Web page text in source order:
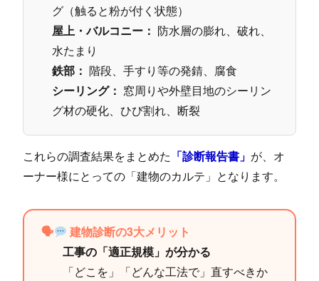
グ（触ると粉が付く状態）
屋上・バルコニー： 防水層の膨れ、破れ、
水たまり
鉄部： 階段、手すり等の発錆、腐食
シーリング： 窓周りや外壁目地のシーリン
グ材の硬化、ひび割れ、断裂
これらの調査結果をまとめた 「診断報告書」 が、オ
ーナー様にとっての「建物のカルテ」となります。
🗣
建物診断の3大メリット
工事の「適正規模」が分かる
「どこを」「どんな工法で」直すべきか